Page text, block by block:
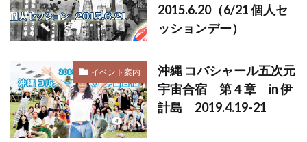
2015.6.20（6/21 個人セ
ッションデー）
イベント案内
沖縄 コバシャール五次元
宇宙合宿 第４章 in 伊
計島 2019.4.19-21